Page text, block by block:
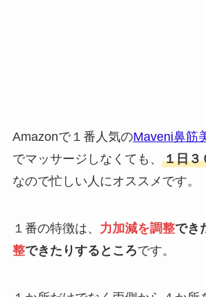
Amazonで１番人気のMaveni鼻筋
でマッサージしなくても、 １日３
なので忙しい人にオススメです。
１番の特徴は、 力加減を調整でき
整できたりするところです。